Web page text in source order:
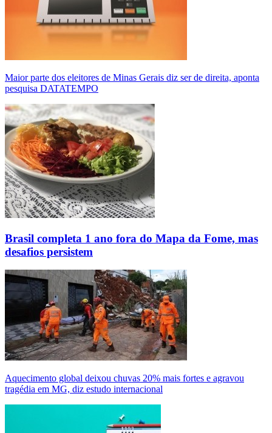
Maior parte dos eleitores de Minas Gerais diz ser de direita, aponta
pesquisa DATATEMPO
Brasil completa 1 ano fora do Mapa da Fome, mas
desafios persistem
Aquecimento global deixou chuvas 20% mais fortes e agravou
tragédia em MG, diz estudo internacional